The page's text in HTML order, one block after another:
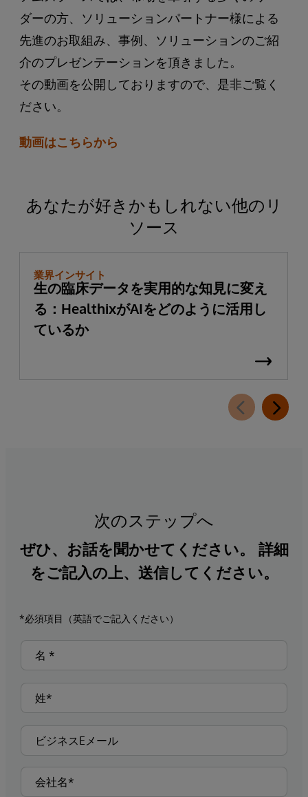
ダーの方、ソリューションパートナー様による
先進のお取組み、事例、ソリューションのご紹
介のプレゼンテーションを頂きました。
その動画を公開しておりますので、是非ご覧く
ださい。
動画はこちらから
あなたが好きかもしれない他のリ
ソース
業界インサイト
生の臨床データを実用的な知見に変え
る：HealthixがAIをどのように活用し
ているか
次のステップへ
ぜひ、お話を聞かせてください。 詳細
をご記入の上、送信してください。
*必須項目（英語でご記入ください）